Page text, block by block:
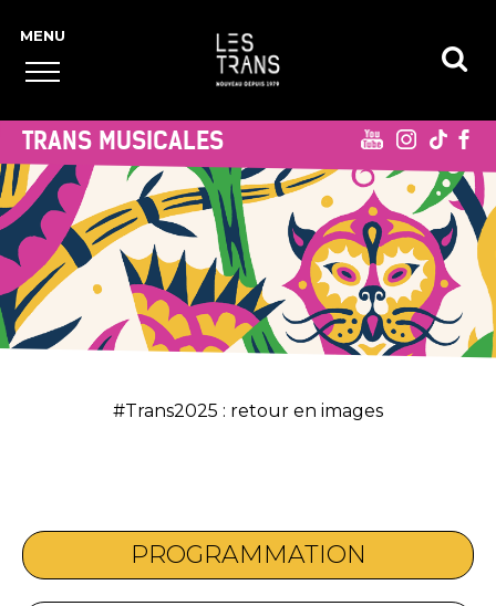
TRANS MUSICALES
#Trans2025 : retour en images
PROGRAMMATION